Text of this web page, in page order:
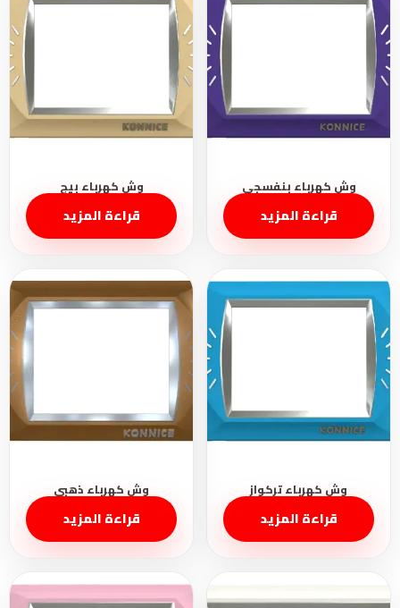
قراءة المزيد قراءة المزيد
قراءة المزيد قراءة المزيد